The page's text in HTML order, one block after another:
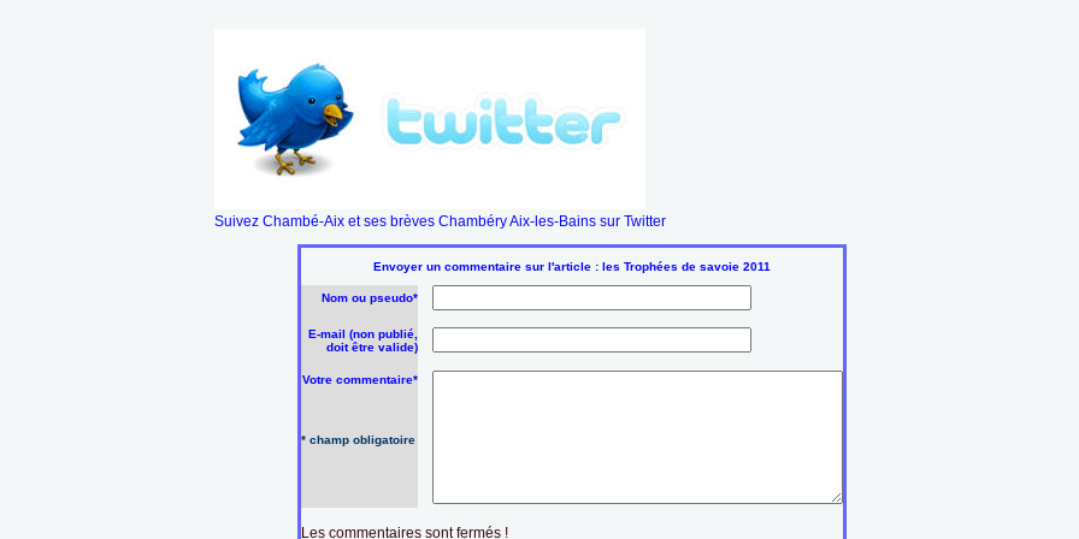
Suivez Chambé-Aix et ses brèves Chambéry Aix-les-Bains sur Twitter
Envoyer un commentaire sur l'article : les Trophées de savoie 2011
Nom ou pseudo*
E-mail (non publié,
doit être valide)
Votre commentaire*
* champ obligatoire
Les commentaires sont fermés !